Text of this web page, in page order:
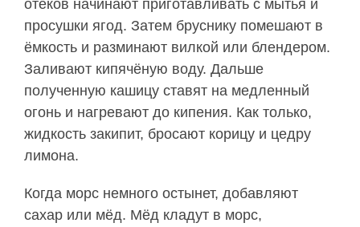
отёков начинают приготавливать с мытья и
просушки ягод. Затем бруснику помешают в
ёмкость и разминают вилкой или блендером.
Заливают кипячёную воду. Дальше
полученную кашицу ставят на медленный
огонь и нагревают до кипения. Как только,
жидкость закипит, бросают корицу и цедру
лимона.
Когда морс немного остынет, добавляют
сахар или мёд. Мёд кладут в морс,